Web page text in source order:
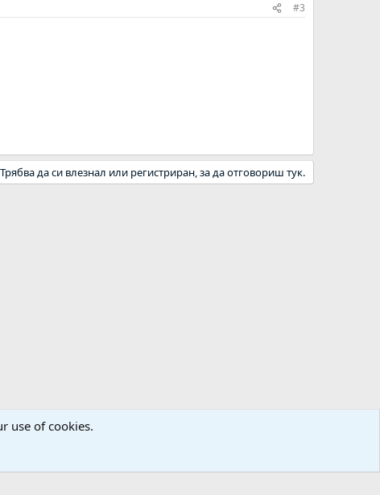
#3
Трябва да си влезнал или регистриран, за да отговориш тук.
Декларация за поверителност
use of cookies.